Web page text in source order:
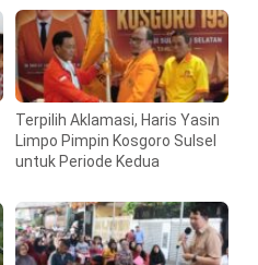
Terpilih Aklamasi, Haris Yasin
Limpo Pimpin Kosgoro Sulsel
untuk Periode Kedua